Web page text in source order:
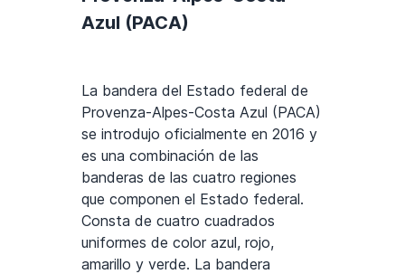
Azul (PACA)
La bandera del Estado federal de
Provenza-Alpes-Costa Azul (PACA)
se introdujo oficialmente en 2016 y
es una combinación de las
banderas de las cuatro regiones
que componen el Estado federal.
Consta de cuatro cuadrados
uniformes de color azul, rojo,
amarillo y verde. La bandera